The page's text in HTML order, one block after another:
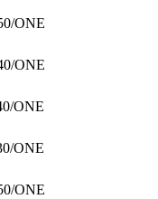
/ONE
/ONE
/ONE
/ONE
/ONE